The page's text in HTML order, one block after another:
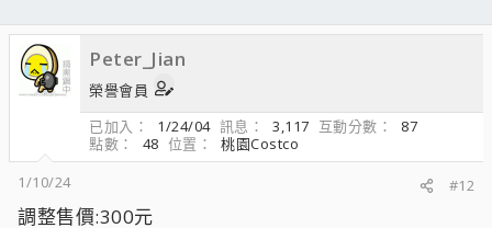
Peter_Jian
榮譽會員
已加入
1/24/04 訊息 3,117 互動分數
87
點數
48 位置
桃園Costco
1/10/24
#12
調整售價:300元